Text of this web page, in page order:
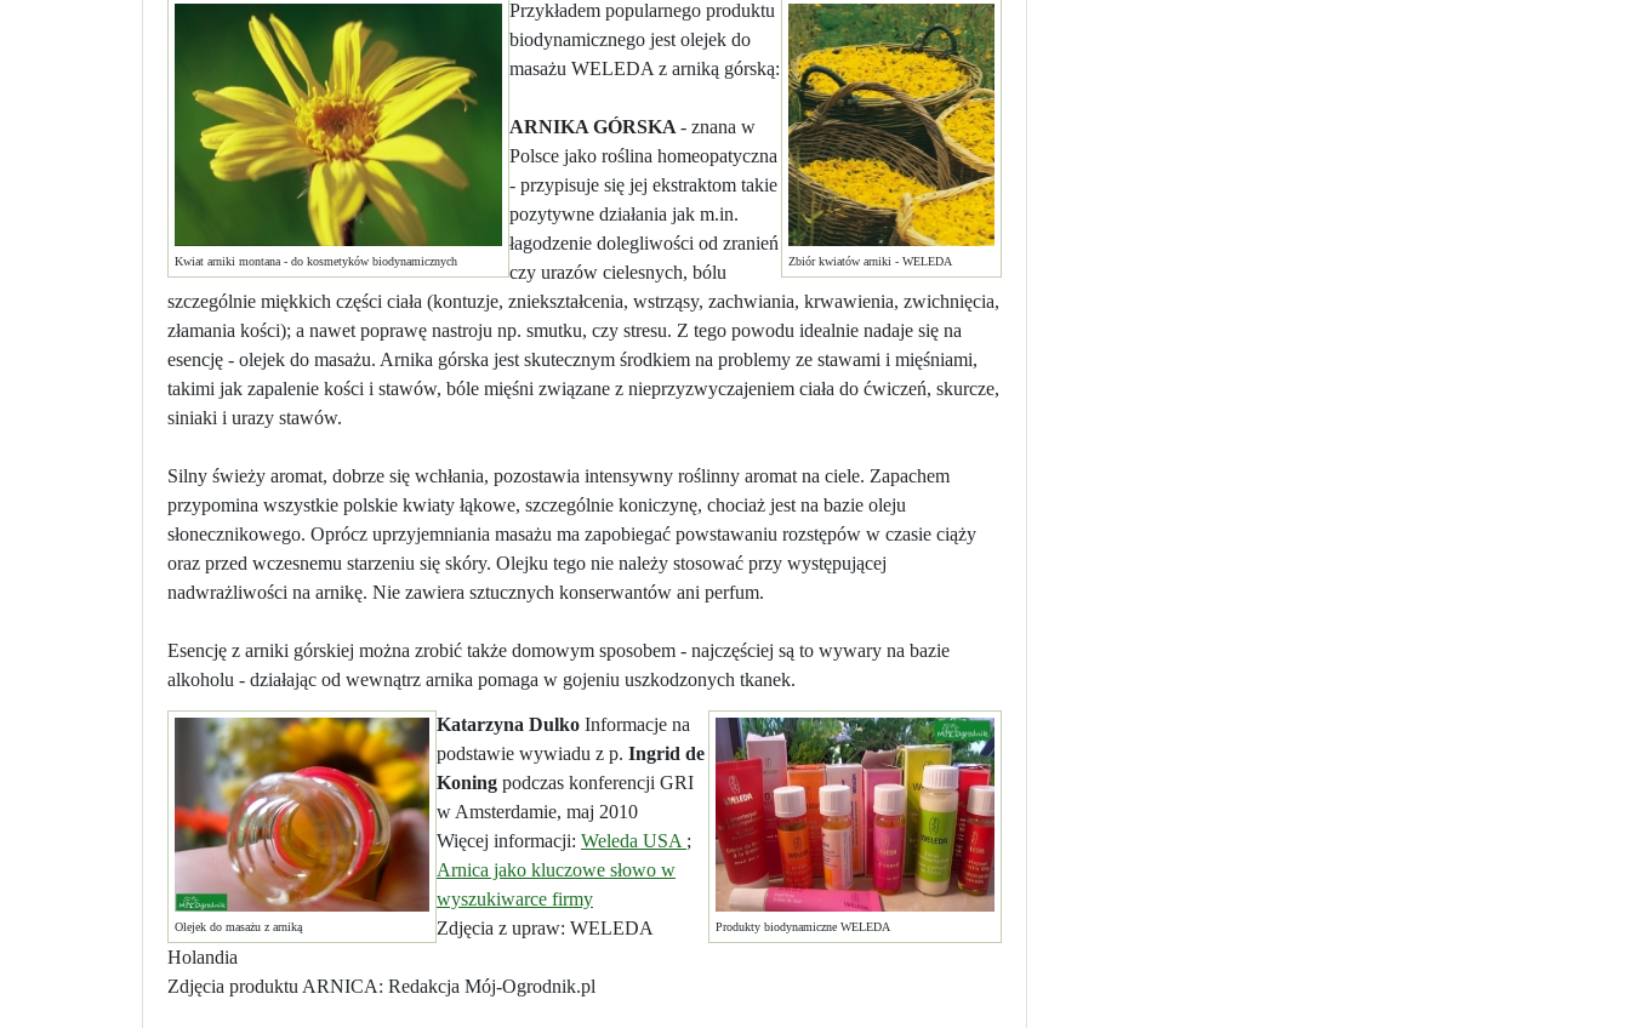
Kwiat arniki montana - do kosmetyków biodynamicznych Zbiór kwiatów arniki - WELEDA
Przykładem popularnego produktu
biodynamicznego jest olejek do
masażu WELEDA z arniką górską:
ARNIKA GÓRSKA- znana w
Polsce jako roślina homeopatyczna
- przypisuje się jej ekstraktom takie
pozytywne działania jak m.in.
łagodzenie dolegliwości od zranień
czy urazów cielesnych, bólu
szczególnie miękkich części ciała (kontuzje, zniekształcenia, wstrząsy, zachwiania, krwawienia, zwichnięcia,
złamania kości); a nawet poprawę nastroju np. smutku, czy stresu. Z tego powodu idealnie nadaje się na
esencję - olejek do masażu. Arnika górska jest skutecznym środkiem na problemy ze stawami i mięśniami,
takimi jak zapalenie kości i stawów, bóle mięśni związane z nieprzyzwyczajeniem ciała do ćwiczeń, skurcze,
siniaki i urazy stawów.
Silny świeży aromat, dobrze się wchłania, pozostawia intensywny roślinny aromat na ciele. Zapachem
przypomina wszystkie polskie kwiaty łąkowe, szczególnie koniczynę, chociaż jest na bazie oleju
słonecznikowego. Oprócz uprzyjemniania masażu ma zapobiegać powstawaniu rozstępów w czasie ciąży
oraz przed wczesnemu starzeniu się skóry. Olejku tego nie należy stosować przy występującej
nadwrażliwości na arnikę. Nie zawiera sztucznych konserwantów ani perfum.
Esencję z arniki górskiej można zrobić także domowym sposobem - najczęściej są to wywary na bazie
alkoholu - działając od wewnątrz arnika pomaga w gojeniu uszkodzonych tkanek.
Olejek do masażu z arniką Produkty biodynamiczne WELEDA
Katarzyna Dulko Informacje na
podstawie wywiadu z p. Ingrid de
Koning podczas konferencji GRI
w Amsterdamie, maj 2010
Więcej informacji: Weleda USA ;
Arnica jako kluczowe słowo w
wyszukiwarce firmy
Zdjęcia z upraw: WELEDA
Holandia
Zdjęcia produktu ARNICA: Redakcja Mój-Ogrodnik.pl